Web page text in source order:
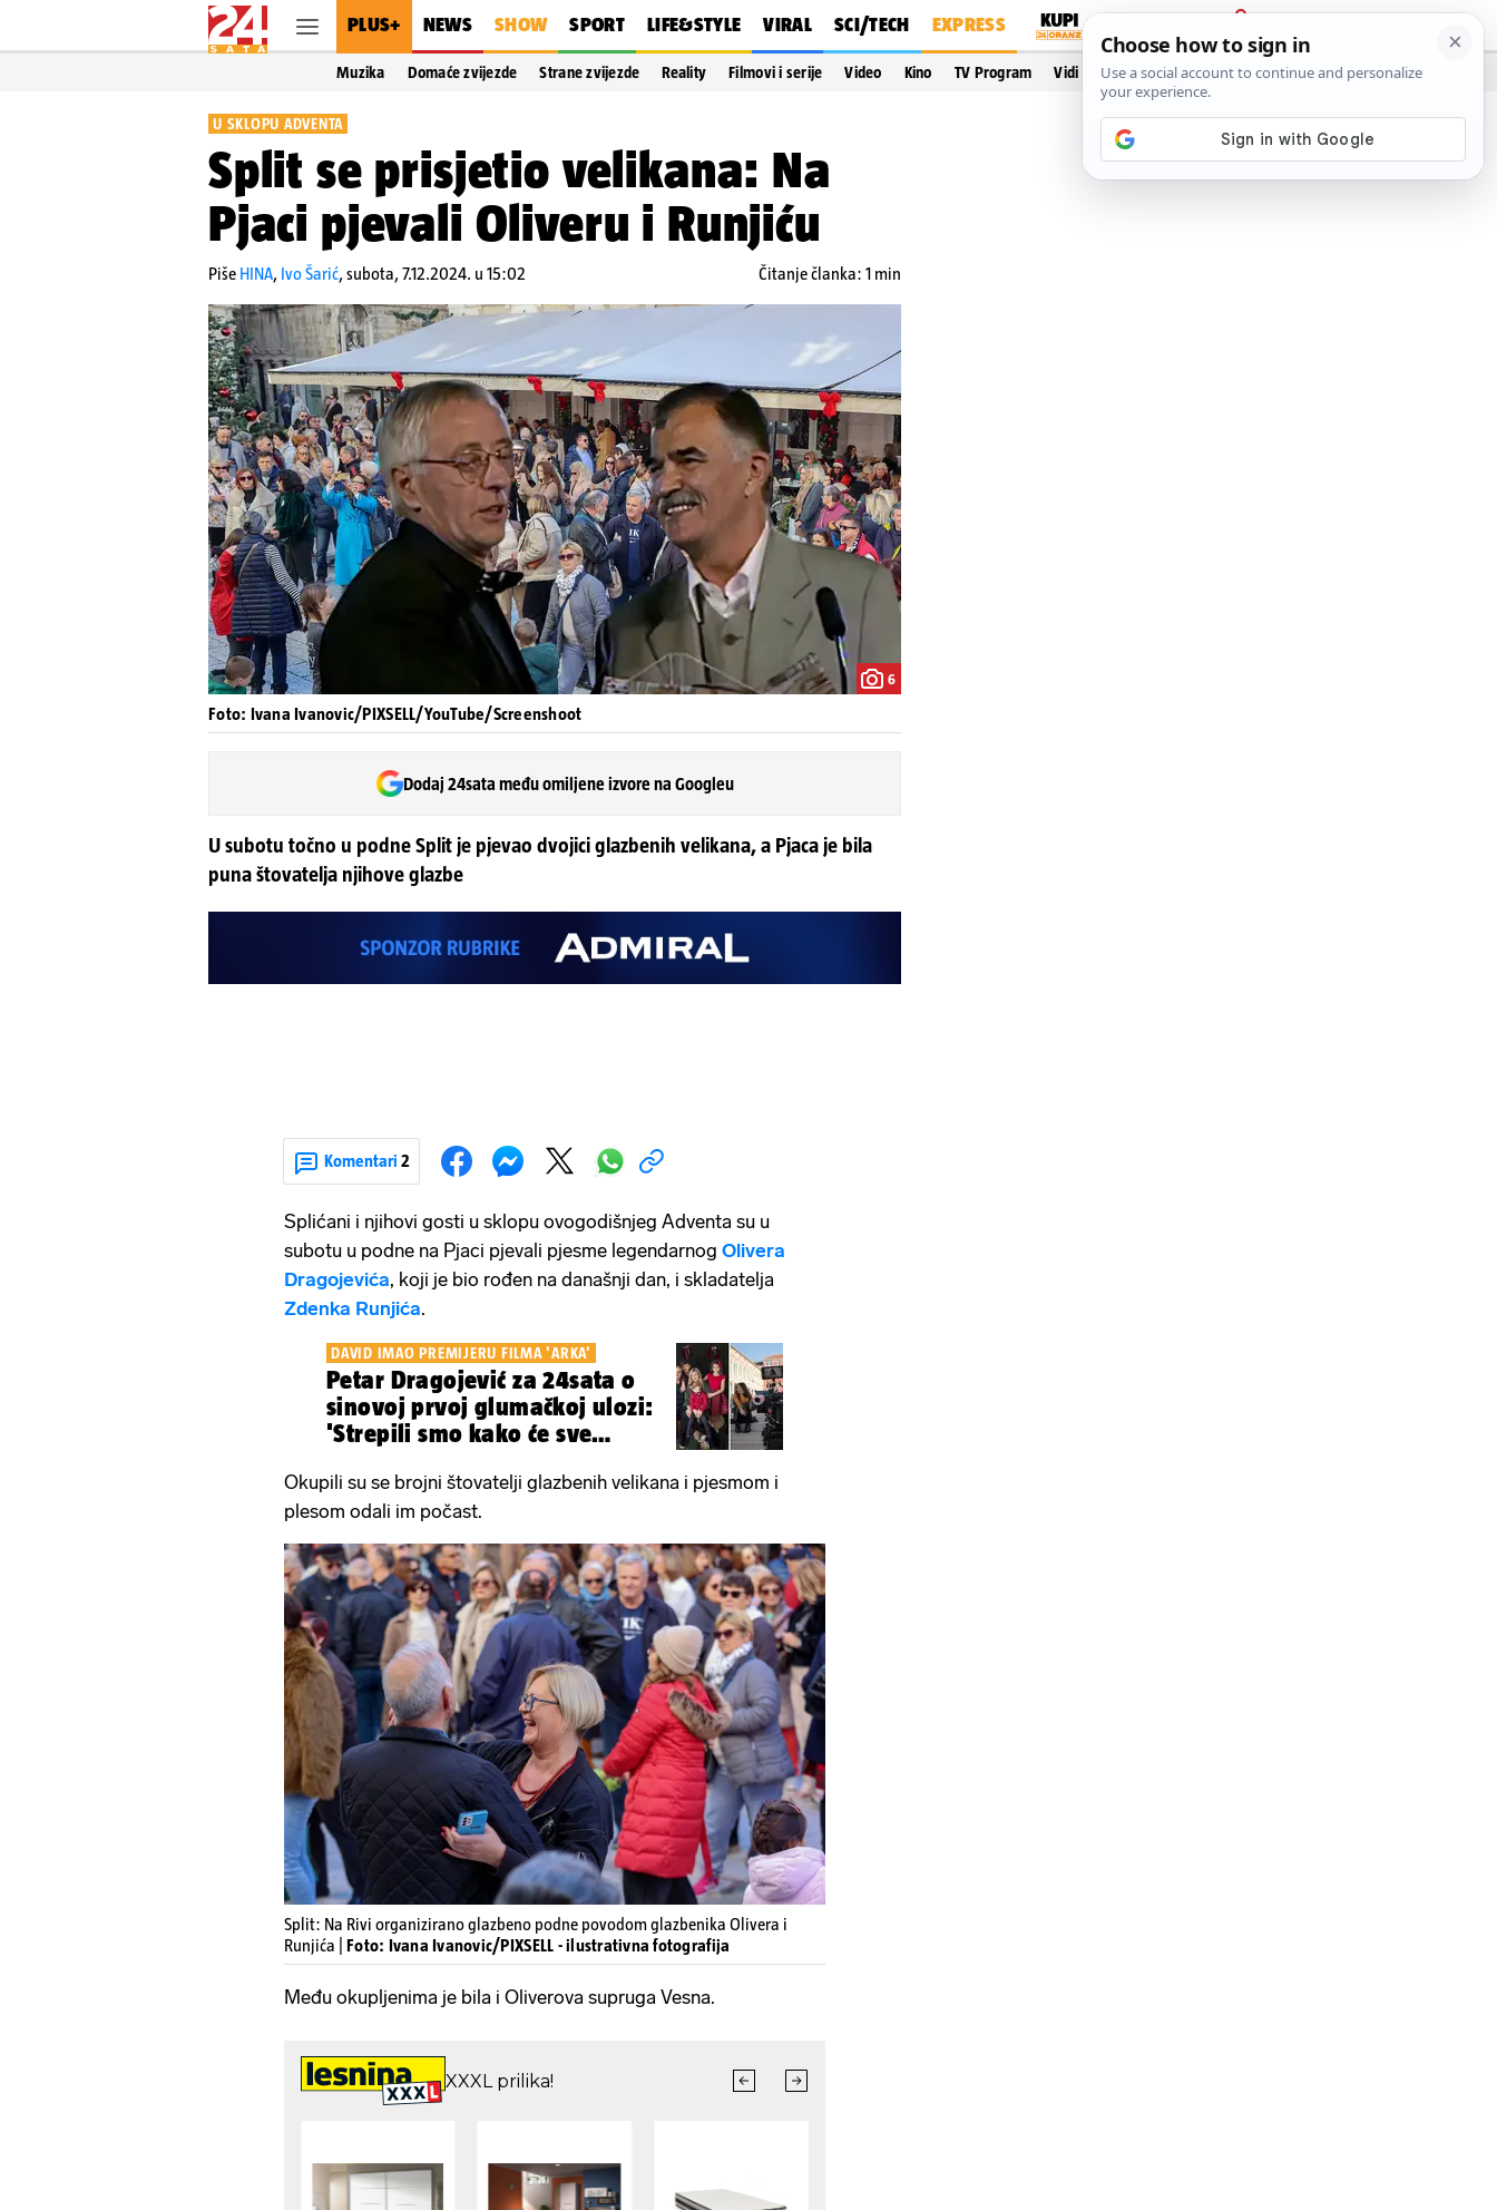
PLUS+ NEWS SHOW SPORT LIFE&STYLE VIRAL SCI/TECH EXPRESS
PRIJAVA
Muzika Domaće zvijezde Strane zvijezde Reality Filmovi i serije Video Kino TV Program Vidi još…
U SKLOPU ADVENTA
Split se prisjetio velikana: Na
Pjaci pjevali Oliveru i Runjiću
Piše HINA, Ivo Šarić,subota, 7.12.2024. u 15:02 Čitanje članka: 1 min
6
Foto: Ivana Ivanovic/PIXSELL/YouTube/Screenshoot
Dodaj 24sata među omiljene izvore na Googleu
U subotu točno u podne Split je pjevao dvojici glazbenih velikana, a Pjaca je bila
puna štovatelja njihove glazbe
Komentari 2
Splićani i njihovi gosti u sklopu ovogodišnjeg Adventa su u
subotu u podne na Pjaci pjevali pjesme legendarnog Olivera
Dragojevića, koji je bio rođen na današnji dan, i skladatelja
Zdenka Runjića.
DAVID IMAO PREMIJERU FILMA 'ARKA'
Petar Dragojević za 24sata o
sinovoj prvoj glumačkoj ulozi:
'Strepili smo kako će sve
Okupili su se brojni štovatelji glazbenih velikana i pjesmom i
plesom odali im počast.
Split: Na Rivi organizirano glazbeno podne povodom glazbenika Olivera i
Runjića | Foto: Ivana Ivanovic/PIXSELL - ilustrativna fotografija
Među okupljenima je bila i Oliverova supruga Vesna.